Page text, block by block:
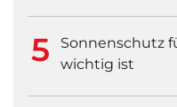
Sonnenschutz
wichtig ist